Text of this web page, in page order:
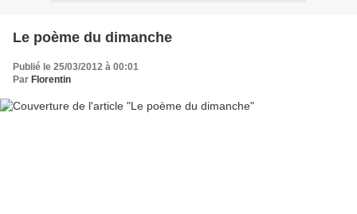
Le poème du dimanche
Publié le 25/03/2012 à 00:01
Par Florentin